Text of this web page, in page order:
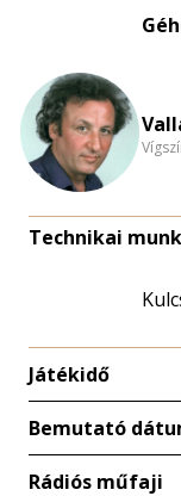
Technikai
Játékidő
Bemutató
Rádiós műfaji